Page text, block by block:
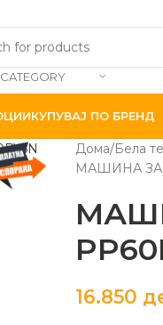
КУПУВАЈ ПО БРЕНД
Дома Бела
МАШИНА ЗА
16.850